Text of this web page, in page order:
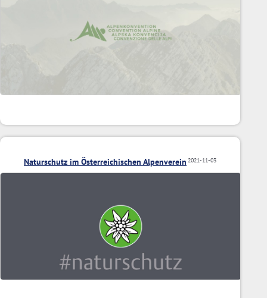
2021-11-03
Naturschutz im Österreichischen Alpenverein